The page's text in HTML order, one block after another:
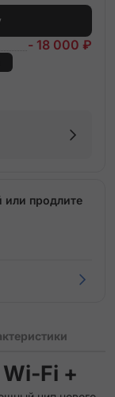
- 18 000 ₽
или продлите
Fi +